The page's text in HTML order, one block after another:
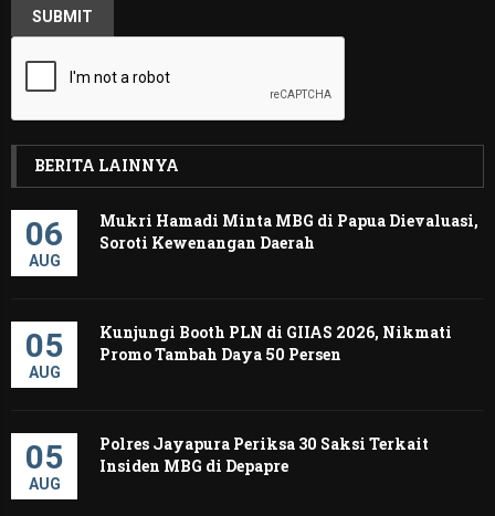
BERITA LAINNYA
06
AUG
Mukri Hamadi Minta MBG di Papua Dievaluasi,
Soroti Kewenangan Daerah ‎
05
AUG
Kunjungi Booth PLN di GIIAS 2026, Nikmati
Promo Tambah Daya 50 Persen
05
AUG
Polres Jayapura Periksa 30 Saksi Terkait
Insiden MBG di Depapre